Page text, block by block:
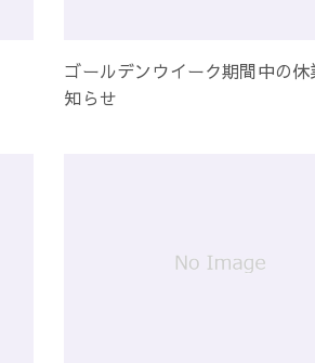
ゴールデンウイーク期間中の休
知らせ